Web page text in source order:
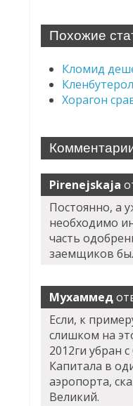
Похожие
Кломид
Хорагон
Pirenejskaja
Постоянно, а
необходимо
часть
заемщиков
Мухаммед
Если, к
слишком на
2012ги убран
Капитала в
аэропорта,
Великий.